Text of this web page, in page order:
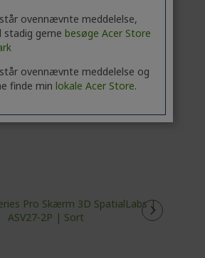
ovennævnte meddelelse,
stadig gerne besøge Acer Store
ovennævnte meddelelse og
finde min lokale Acer Store.